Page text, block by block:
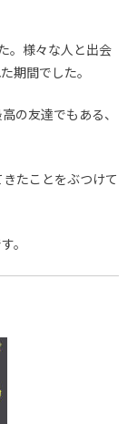
。様々な人と出会
期間でした。
の友達でもある、
たことをぶつけて
。